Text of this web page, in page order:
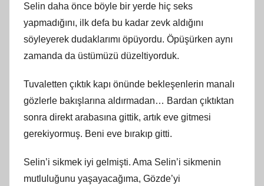
Selin daha önce böyle bir yerde hiç seks
yapmadığını, ilk defa bu kadar zevk aldığını
söyleyerek dudaklarımı öpüyordu. Öpüşürken aynı
zamanda da üstümüzü düzeltiyorduk.
Tuvaletten çıktık kapı önünde bekleşenlerin manalı
gözlerle bakışlarına aldırmadan… Bardan çıktıktan
sonra direkt arabasına gittik, artık eve gitmesi
gerekiyormuş. Beni eve bırakıp gitti.
Selin’i sikmek iyi gelmişti. Ama Selin’i sikmenin
mutluluğunu yaşayacağıma, Gözde’yi